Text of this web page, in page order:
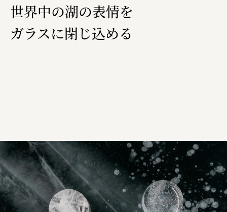
世界中の湖の表情を
ガラスに閉じ込める